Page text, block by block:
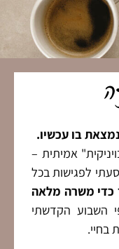
בו עכשיו.
אמיתית –
לפגישות בכל
כדי משרה מלאה
וסופי השבוע הקדשתי
בחיי.